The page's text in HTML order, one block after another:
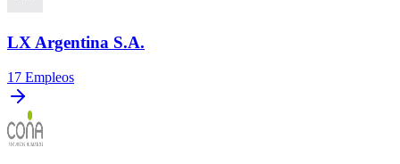
LX Argentina S.A.
17 Empleos